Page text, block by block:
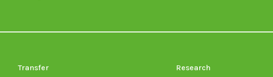
Transfer Research